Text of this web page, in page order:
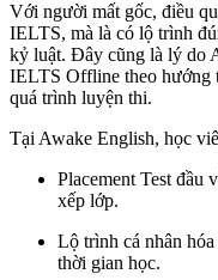
Với người mất gốc, điều
IELTS, mà là có lộ trình
kỷ luật. Đây cũng là lý do
IELTS Offline theo hướng
quá trình luyện thi.
Tại Awake English, học
Placement Test đầu
xếp lớp.
Lộ trình cá nhân
thời gian học.